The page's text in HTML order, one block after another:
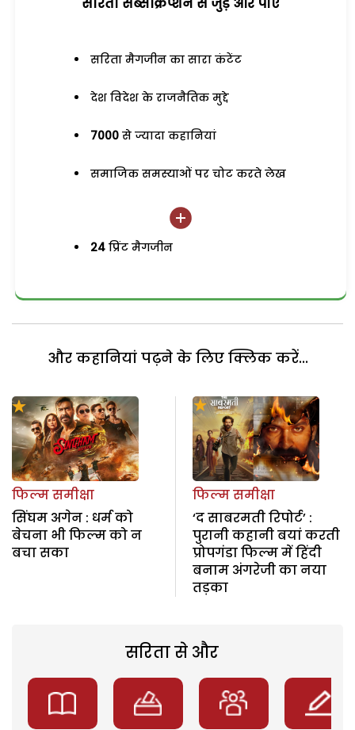
सरिता मैगजीन का सारा कंटेंट
देश विदेश के राजनैतिक मुद्दे
7000 से ज्यादा कहानियां
समाजिक समस्याओं पर चोट करते लेख
24 प्रिंट मैगजीन
और कहानियां पढ़ने के लिए क्लिक करें...
फिल्म समीक्षा
सिंघम अगेन : धर्म को
बेचना भी फिल्म को न
बचा सका
फिल्म समीक्षा
‘द साबरमती रिपोर्ट’ :
पुरानी कहानी बयां करती
प्रोपगंडा फिल्म में हिंदी
बनाम अंगरेजी का नया
तड़का
सरिता से और